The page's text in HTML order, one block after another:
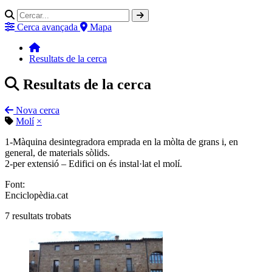
Cerca avançada Mapa
Resultats de la cerca
Resultats de la cerca
Nova cerca
Molí ×
1-Màquina desintegradora emprada en la mòlta de grans i, en
general, de materials sòlids.
2-per extensió – Edifici on és instal·lat el molí.
Font:
Enciclopèdia.cat
7 resultats trobats